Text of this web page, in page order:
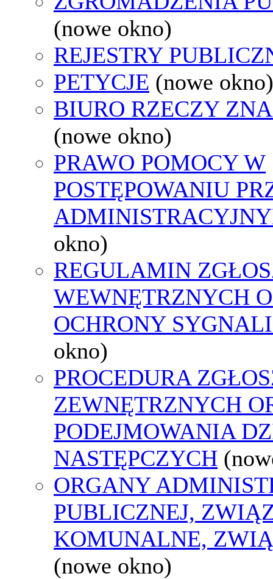
(nowe okno)
REJESTRY
PETYCJE (nowe okno)
BIURO RZECZY
(nowe okno)
PRAWO POMOCY W
POSTĘPOWANIU
okno)
REGULAMIN
WEWNĘTRZNYCH
OCHRONY
okno)
PROCEDURA
ZEWNĘTRZNYCH
PODEJMOWANIA
NASTĘPCZYCH
ORGANY
PUBLICZNEJ,
KOMUNALNE,
(nowe okno)